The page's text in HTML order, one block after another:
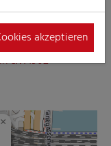
e.V. 1902
×
akzeptieren